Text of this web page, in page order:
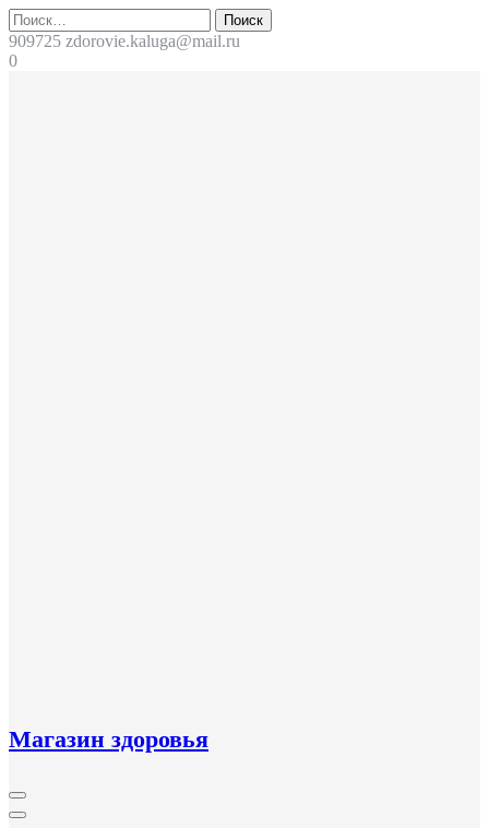
Перейти
к
содержимому
Поиск
909725 zdorovie.kaluga@mail.ru
0
Магазин здоровья
Кнопка
Открыть